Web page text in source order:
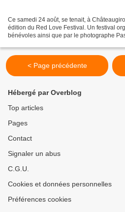
Ce samedi 24 août, se tenait, à
édition du Red Love Festival. Un festival
bénévoles ainsi que par le photographe
< Page précédente
Hébergé par Overblog
Top articles
Pages
Contact
Signaler un abus
C.G.U.
Cookies et données personnelles
Préférences cookies